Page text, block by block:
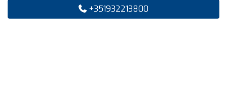
+351932213800